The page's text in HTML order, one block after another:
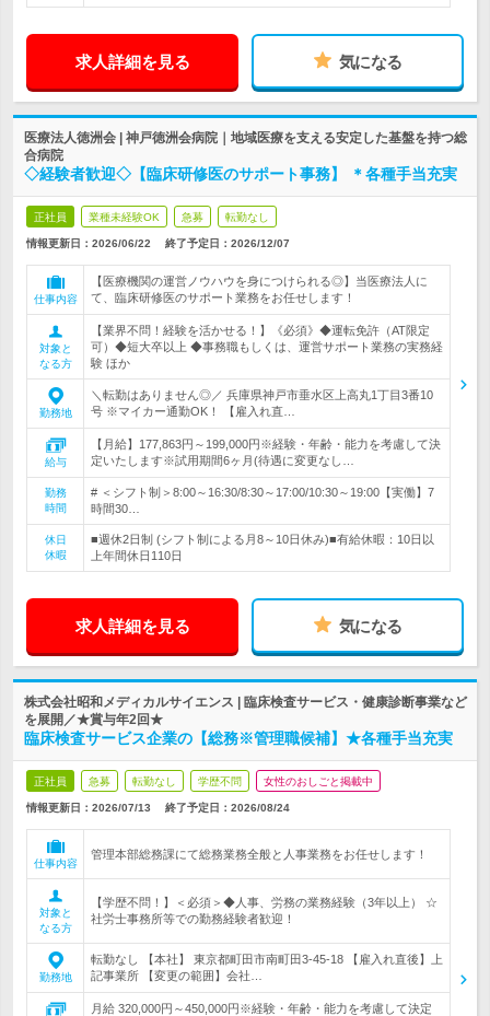
求人詳細を見る 気になる
医療法人徳洲会 | 神戸徳洲会病院｜地域医療を支える安定した基盤を持つ総
合病院
◇経験者歓迎◇【臨床研修医のサポート事務】 ＊各種手当充実
正社員 業種未経験OK 急募 転勤なし
情報更新日：2026/06/22 終了予定日： 2026/12/07
仕事内容
【医療機関の運営ノウハウを身につけられる◎】当医療法人に
て、臨床研修医のサポート業務をお任せします！
対象と
なる方
【業界不問！経験を活かせる！】《必須》◆運転免許（AT限定
可）◆短大卒以上 ◆事務職もしくは、運営サポート業務の実務経
験 ほか
勤務地
＼転勤はありません◎／ 兵庫県神戸市垂水区上高丸1丁目3番10
号 ※マイカー通勤OK！ 【雇入れ直…
給与
【月給】177,863円～199,000円※経験・年齢・能力を考慮して決
定いたします※試用期間6ヶ月(待遇に変更なし…
勤務
時間
# ＜シフト制＞8:00～16:30/8:30～17:00/10:30～19:00【実働】7
時間30…
休日
休暇
■週休2日制 (シフト制による月8～10日休み)■有給休暇：10日以
上年間休日110日
求人詳細を見る 気になる
株式会社昭和メディカルサイエンス | 臨床検査サービス・健康診断事業など
を展開／★賞与年2回★
臨床検査サービス企業の【総務※管理職候補】★各種手当充実
正社員 急募 転勤なし 学歴不問 女性のおしごと掲載中
情報更新日：2026/07/13 終了予定日： 2026/08/24
仕事内容
管理本部総務課にて総務業務全般と人事業務をお任せします！
対象と
なる方
【学歴不問！】＜必須＞◆人事、労務の業務経験（3年以上） ☆
社労士事務所等での勤務経験者歓迎！
勤務地
転勤なし 【本社】 東京都町田市南町田3-45-18 【雇入れ直後】上
記事業所 【変更の範囲】会社…
月給 320,000円～450,000円※経験・年齢・能力を考慮して決定